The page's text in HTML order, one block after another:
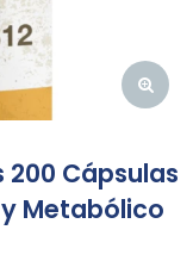
200 Cápsulas
Metabólico